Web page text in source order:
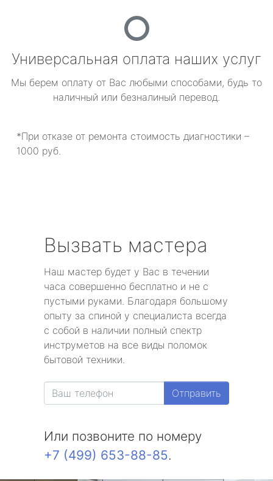
Универсальная оплата наших услуг
Мы берем оплату от Вас любыми способами, будь то
наличный или безналиный перевод.
*При отказе от ремонта стоимость диагностики –
1000 руб.
Вызвать мастера
Наш мастер будет у Вас в течении
часа совершенно бесплатно и не с
пустыми руками. Благодаря большому
опыту за спиной у специалиста всегда
с собой в наличии полный спектр
инструметов на все виды поломок
бытовой техники.
Отправить
Или позвоните по номеру
+7 (499) 653-88-85.